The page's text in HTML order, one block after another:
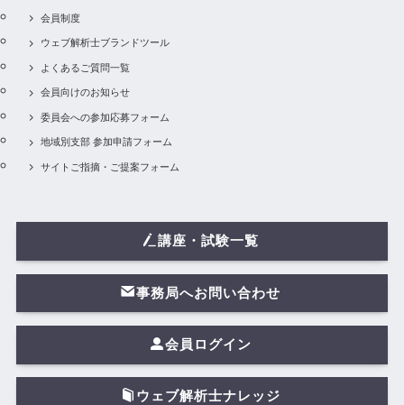
会員制度
ウェブ解析士ブランドツール
よくあるご質問一覧
会員向けのお知らせ
委員会への参加応募フォーム
地域別支部 参加申請フォーム
サイトご指摘・ご提案フォーム
講座・試験一覧
事務局へお問い合わせ
会員ログイン
ウェブ解析士ナレッジ